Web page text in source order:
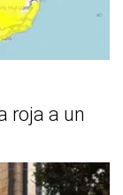
roja a un